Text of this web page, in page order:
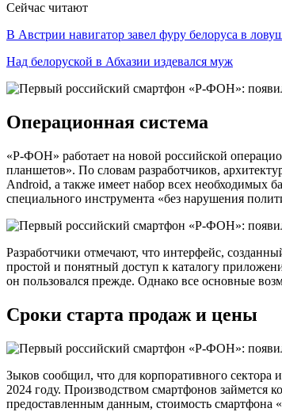
Сейчас читают
В Австрии навигатор завел фуру белоруса в
Над белоруской в Абхазии издевался муж
Операционная система
«Р-ФОН» работает на новой российской
планшетов». По словам разработчиков,
Android, а также имеет набор всех необходимых
специального инструмента «без нарушения
Разработчики отмечают, что интерфейс,
простой и понятный доступ к каталогу
он пользовался прежде. Однако все основные
Сроки старта продаж и цены
Зыков сообщил, что для корпоративного сектора
2024 году. Производством смартфонов
предоставленным данным, стоимость